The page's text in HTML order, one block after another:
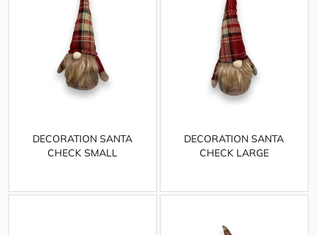
DECORATION SANTA
CHECK SMALL
DECORATION SANTA
CHECK LARGE